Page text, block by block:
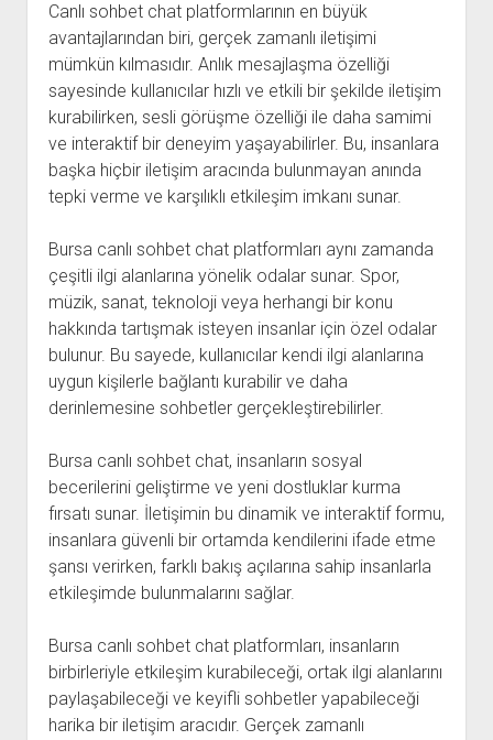
Canlı sohbet chat platformlarının en büyük
avantajlarından biri, gerçek zamanlı iletişimi
mümkün kılmasıdır. Anlık mesajlaşma özelliği
sayesinde kullanıcılar hızlı ve etkili bir şekilde iletişim
kurabilirken, sesli görüşme özelliği ile daha samimi
ve interaktif bir deneyim yaşayabilirler. Bu, insanlara
başka hiçbir iletişim aracında bulunmayan anında
tepki verme ve karşılıklı etkileşim imkanı sunar.
Bursa canlı sohbet chat platformları aynı zamanda
çeşitli ilgi alanlarına yönelik odalar sunar. Spor,
müzik, sanat, teknoloji veya herhangi bir konu
hakkında tartışmak isteyen insanlar için özel odalar
bulunur. Bu sayede, kullanıcılar kendi ilgi alanlarına
uygun kişilerle bağlantı kurabilir ve daha
derinlemesine sohbetler gerçekleştirebilirler.
Bursa canlı sohbet chat, insanların sosyal
becerilerini geliştirme ve yeni dostluklar kurma
fırsatı sunar. İletişimin bu dinamik ve interaktif formu,
insanlara güvenli bir ortamda kendilerini ifade etme
şansı verirken, farklı bakış açılarına sahip insanlarla
etkileşimde bulunmalarını sağlar.
Bursa canlı sohbet chat platformları, insanların
birbirleriyle etkileşim kurabileceği, ortak ilgi alanlarını
paylaşabileceği ve keyifli sohbetler yapabileceği
harika bir iletişim aracıdır. Gerçek zamanlı